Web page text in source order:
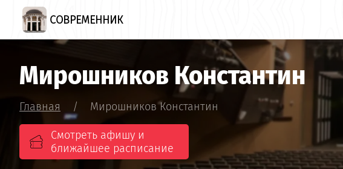
СОВРЕМЕННИК
Мирошников Константин
Главная / Мирошников Константин
Смотреть афишу и
ближайшее расписание